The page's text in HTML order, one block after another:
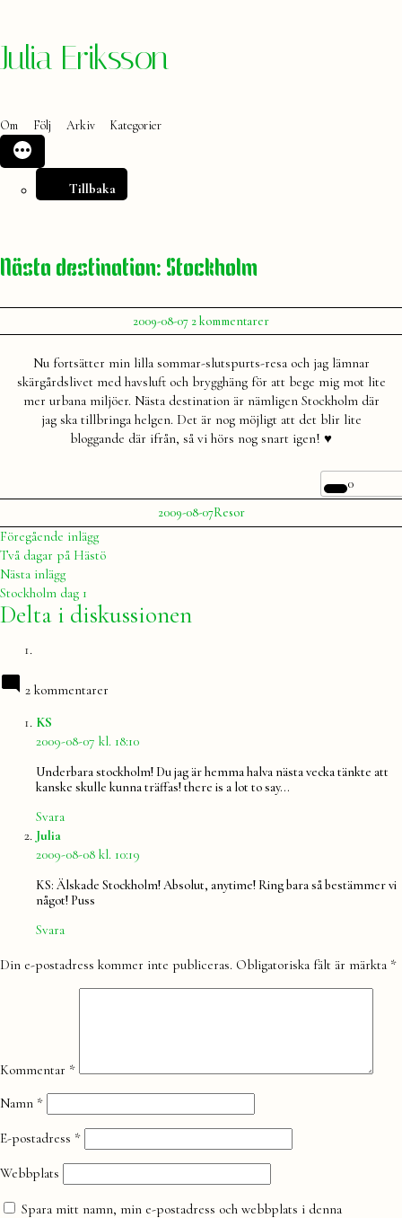
Hoppa
Julia Eriksson
Om Följ Arkiv Kategorier
Tillbaka
Nästa destination: Stockholm
Publicerat
av
Julia
2009-08-07 2 kommentarertill
Nästa
destination:
Stockholm
Nu fortsätter min lilla sommar-slutspurts-resa och jag lämnar
skärgårdslivet med havsluft och brygghäng för att bege mig mot lite
mer urbana miljöer. Nästa destination är nämligen Stockholm där
jag ska tillbringa helgen. Det är nog möjligt att det blir lite
bloggande där ifrån, så vi hörs nog snart igen! ♥
0
Publicerat
av
Julia
2009-08-07Publicerat
i
Resor
Inläggsnavigering
Föregående inläggFöregående
inlägg:
Två dagar på Hästö
Nästa inläggNästa
inlägg:
Stockholm dag 1
Delta i diskussionen
2 kommentarer
KS
2009-08-07 kl. 18:10
Underbara stockholm! Du jag är hemma halva nästa vecka tänkte att
kanske skulle kunna träffas! there is a lot to say…
Svara
Julia
2009-08-08 kl. 10:19
KS: Älskade Stockholm! Absolut, anytime! Ring bara så bestämmer vi
något! Puss
Svara
Lämna
Din e-postadress kommer inte publiceras. Obligatoriska fält är märkta *
Kommentar *
Namn *
E-postadress *
Webbplats
Spara mitt namn, min e-postadress och webbplats i denna